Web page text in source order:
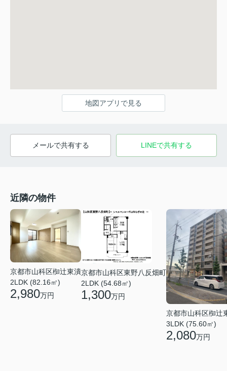
地図アプリで見る
メールで共有する LINEで共有する
近隣の物件
京都市山科区椥辻東潰
2LDK (82.16㎡)
2,980万円
京都市山科区東野八反畑町
2LDK (54.68㎡)
1,300万円
京都市山科区椥辻
3LDK (75.60㎡)
2,080万円